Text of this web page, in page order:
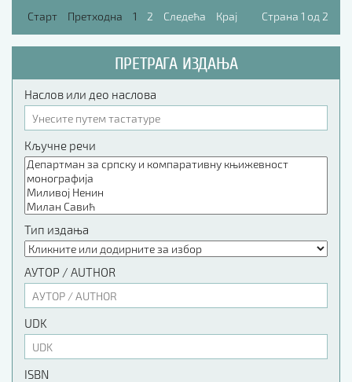
Старт Претходна 1 2 Следећа Крај Страна 1 од 2
ПРЕТРАГА ИЗДАЊА
Наслов или део наслова
Кључне речи
Тип издања
АУТОР / AUTHOR
UDK
ISBN